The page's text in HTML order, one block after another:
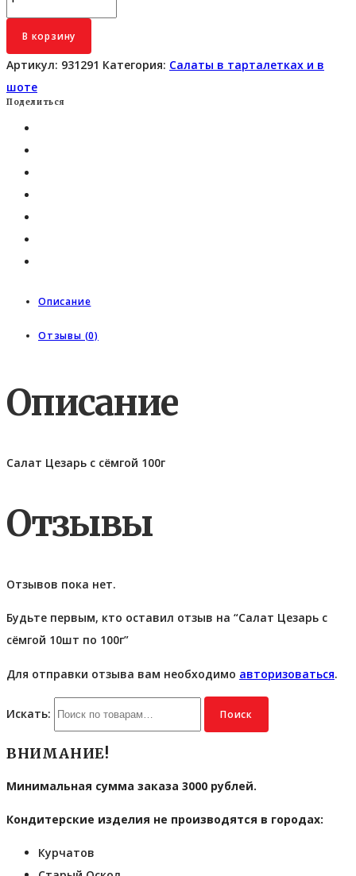
В корзину
Артикул: 931291 Категория: Салаты в тарталетках и в
шоте
Поделиться
Описание
Отзывы (0)
Описание
Салат Цезарь с сёмгой 100г
Отзывы
Отзывов пока нет.
Будьте первым, кто оставил отзыв на “Салат Цезарь с
сёмгой 10шт по 100г”
Для отправки отзыва вам необходимо авторизоваться.
Искать: Поиск
ВНИМАНИЕ!
Минимальная сумма заказа 3000 рублей.
Кондитерские изделия не производятся в городах:
Курчатов